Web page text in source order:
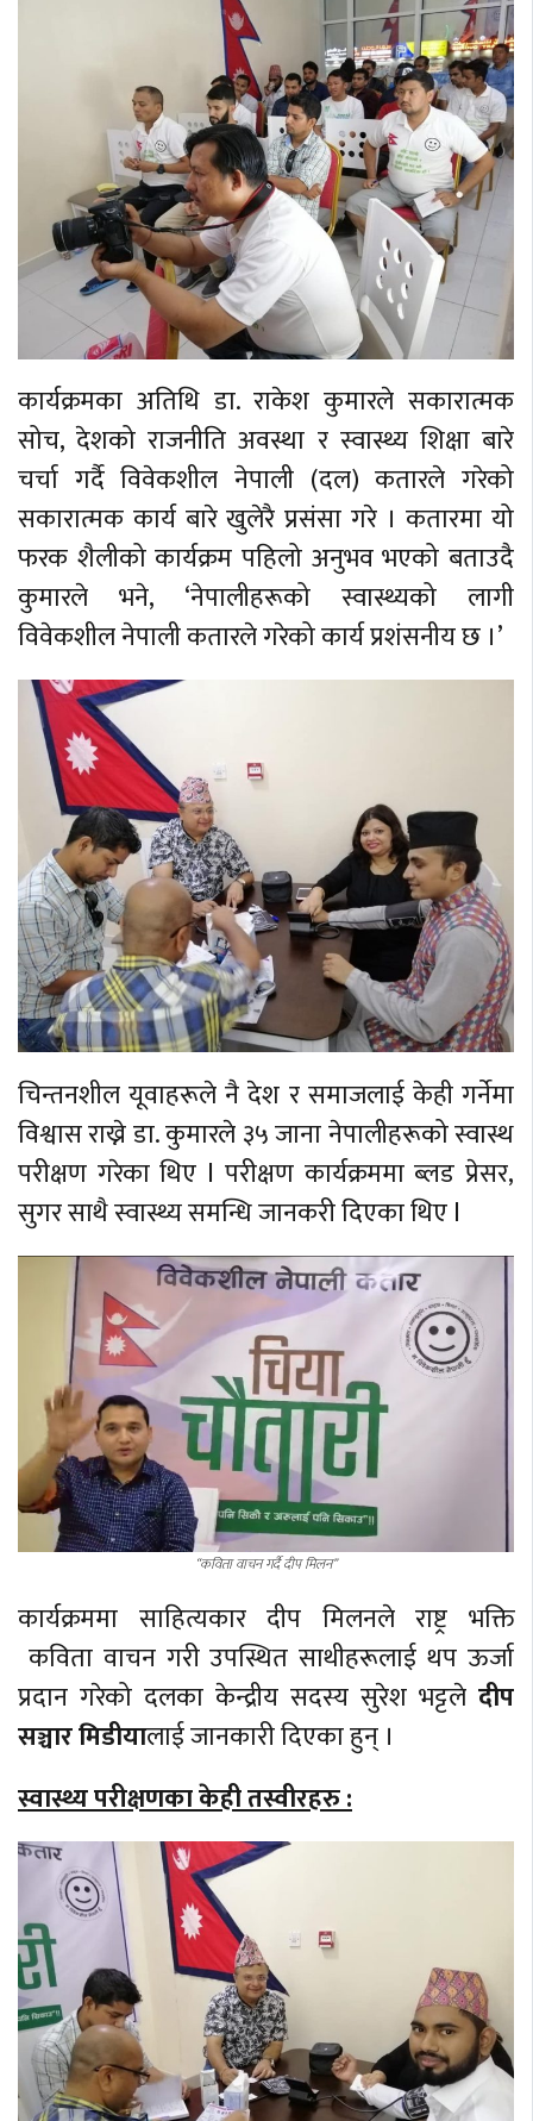
कार्यक्रमका अतिथि डा. राकेश कुमारले सकारात्मक
सोच, देशको राजनीति अवस्था र स्वास्थ्य शिक्षा बारे
चर्चा गर्दै विवेकशील नेपाली (दल) कतारले गरेको
सकारात्मक कार्य बारे खुलेरै प्रसंसा गरे । कतारमा यो
फरक शैलीको कार्यक्रम पहिलो अनुभव भएको बताउदै
कुमारले भने, ‘नेपालीहरूको स्वास्थ्यको लागी
विवेकशील नेपाली कतारले गरेको कार्य प्रशंसनीय छ ।’
चिन्तनशील यूवा‍हरूले नै देश र समाजलाई केही गर्नेमा
विश्वास राख्ने डा. कुमारले ३५ जाना नेपालीहरूको स्वास्थ
परीक्षण गरेका थिए l परीक्षण कार्यक्रममा ब्लड प्रेसर,
सुगर साथै स्वास्थ्य समन्धि जानकरी दिएका थिए l
“कविता वाचन गर्दै दीप मिलन”
कार्यक्रममा साहित्यकार दीप मिलनले राष्ट्र भक्ति
कविता वाचन गरी उपस्थित साथी‍हरूलाई थप ऊर्जा
प्रदान गरेको दलका केन्द्रीय सदस्य सुरेश भट्टले दीप
सञ्चार मिडीयालाई जानकारी दिएका हुन् ।
स्वास्थ्य परीक्षणका केही तस्वीरहरु :